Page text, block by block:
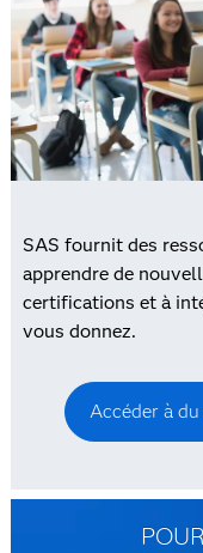
SAS fournit des
apprendre de
certifications et à
vous donnez.
Accéder à